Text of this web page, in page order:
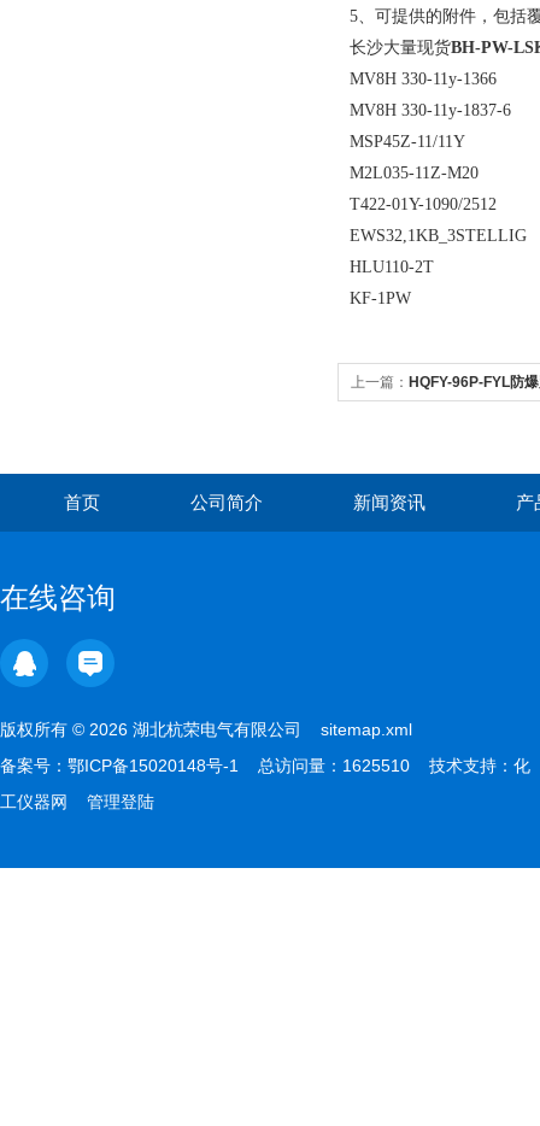
5、可提供的附件，包括
长沙大量现货BH-PW-
MV8H 330-11y-1366
MV8H 330-11y-1837-6
MSP45Z-11/11Y
M2L035-11Z-M20
T422-01Y-1090/2512
EWS32,1KB_3STELLIG
HLU110-2T
KF-1PW
上一篇： HQFY-96P-FYL防
首页 公司简介 新闻资讯 产
在线咨询
版权所有 © 2026 湖北杭荣电气有限公司 sitemap.xml
备案号： 鄂ICP备15020148号-1 总访问量：1625510 技术支持： 化
工仪器网
管理登陆